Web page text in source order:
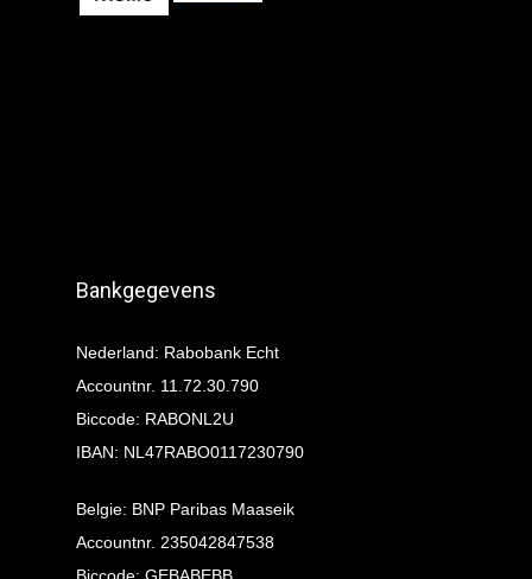
Bankgegevens
Nederland: Rabobank Echt
Accountnr. 11.72.30.790
Biccode: RABONL2U
IBAN: NL47RABO0117230790
Belgie: BNP Paribas Maaseik
Accountnr. 235042847538